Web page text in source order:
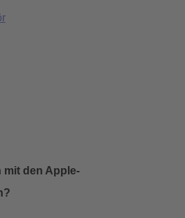
mit den Apple-